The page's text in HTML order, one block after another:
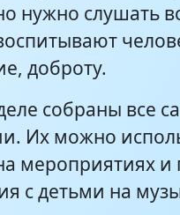
- Детские песни
Яги
нужно слушать
доброту.
собраны все
Их можно
мероприятиях и
с детьми на